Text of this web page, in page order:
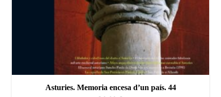
Asturies. Memoria encesa d’un país. 44